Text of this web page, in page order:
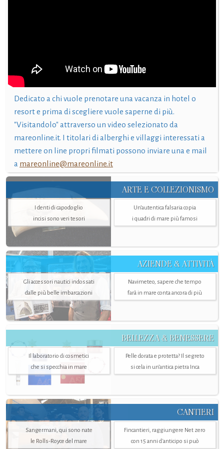
Dedicato a chi vuole prenotare una vacanza in hotel o
resort e prima di scegliere vuole saperne di più.
"Visitandolo" attraverso un video selezionato da
mareonline.it. I titolari di alberghi e villaggi interessati a
mettere on line propri filmati possono inviare una e mail
a mareonline@mareonline.it
ARTE E COLLEZIONISMO
I denti di capodoglio
incisi sono veri tesori
Un’autentica falsaria copia
i quadri di mare più famosi
AZIENDE & ATTIVITÀ
Gli accessori nautici indossati
dalle più belle imbarcazioni
Navimeteo, sapere che tempo
farà in mare conta ancora di più
BELLEZZA & BENESSERE
Il laboratorio di cosmetici
che si specchia in mare
Pelle dorata e protetta? Il segreto
si cela in un’antica pietra Inca
CANTIERI
Sangermani, qui sono nate
le Rolls-Royce del mare
Fincantieri, raggiungere Net zero
con 15 anni d'anticipo si può